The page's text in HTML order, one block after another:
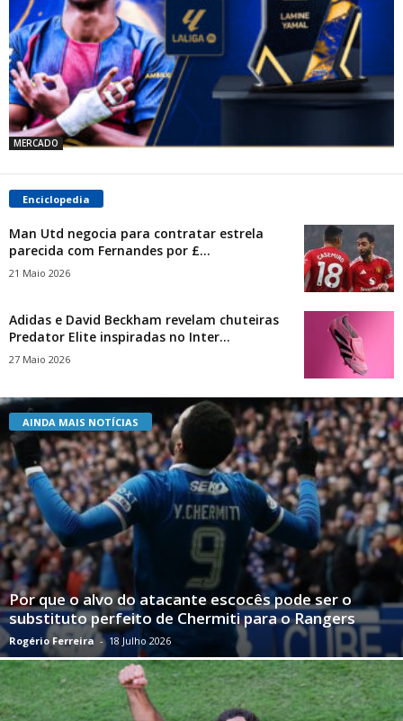
MERCADO
Enciclopedia
Man Utd negocia para contratar estrela
parecida com Fernandes por £...
21 Maio 2026
Adidas e David Beckham revelam chuteiras
Predator Elite inspiradas no Inter...
27 Maio 2026
AINDA MAIS NOTÍCIAS
Por que o alvo do atacante escocês pode ser o
substituto perfeito de Chermiti para o Rangers
Rogério Ferreira - 18 Julho 2026